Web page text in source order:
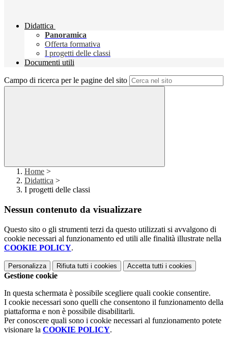
Didattica
Panoramica
Offerta formativa
I progetti delle classi
Documenti utili
Campo di ricerca per le pagine del sito
Home >
Didattica >
I progetti delle classi
Nessun contenuto da visualizzare
Questo sito o gli strumenti terzi da questo utilizzati si avvalgono di
cookie necessari al funzionamento ed utili alle finalità illustrate nella
COOKIE POLICY.
Personalizza Rifiuta tutti i cookies Accetta tutti i cookies
Gestione cookie
In questa schermata è possibile scegliere quali cookie consentire.
I cookie necessari sono quelli che consentono il funzionamento della
piattaforma e non è possibile disabilitarli.
Per conoscere quali sono i cookie necessari al funzionamento potete
visionare la COOKIE POLICY.